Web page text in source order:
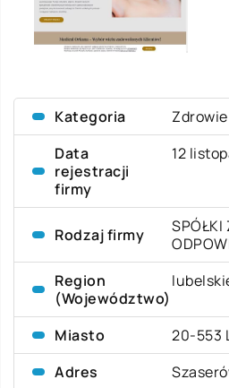
Kategoria
Data
rejestracji
firmy
12
Rodzaj firmy
SPÓŁKI
Region
(Województwo)
Miasto
20-553
Adres